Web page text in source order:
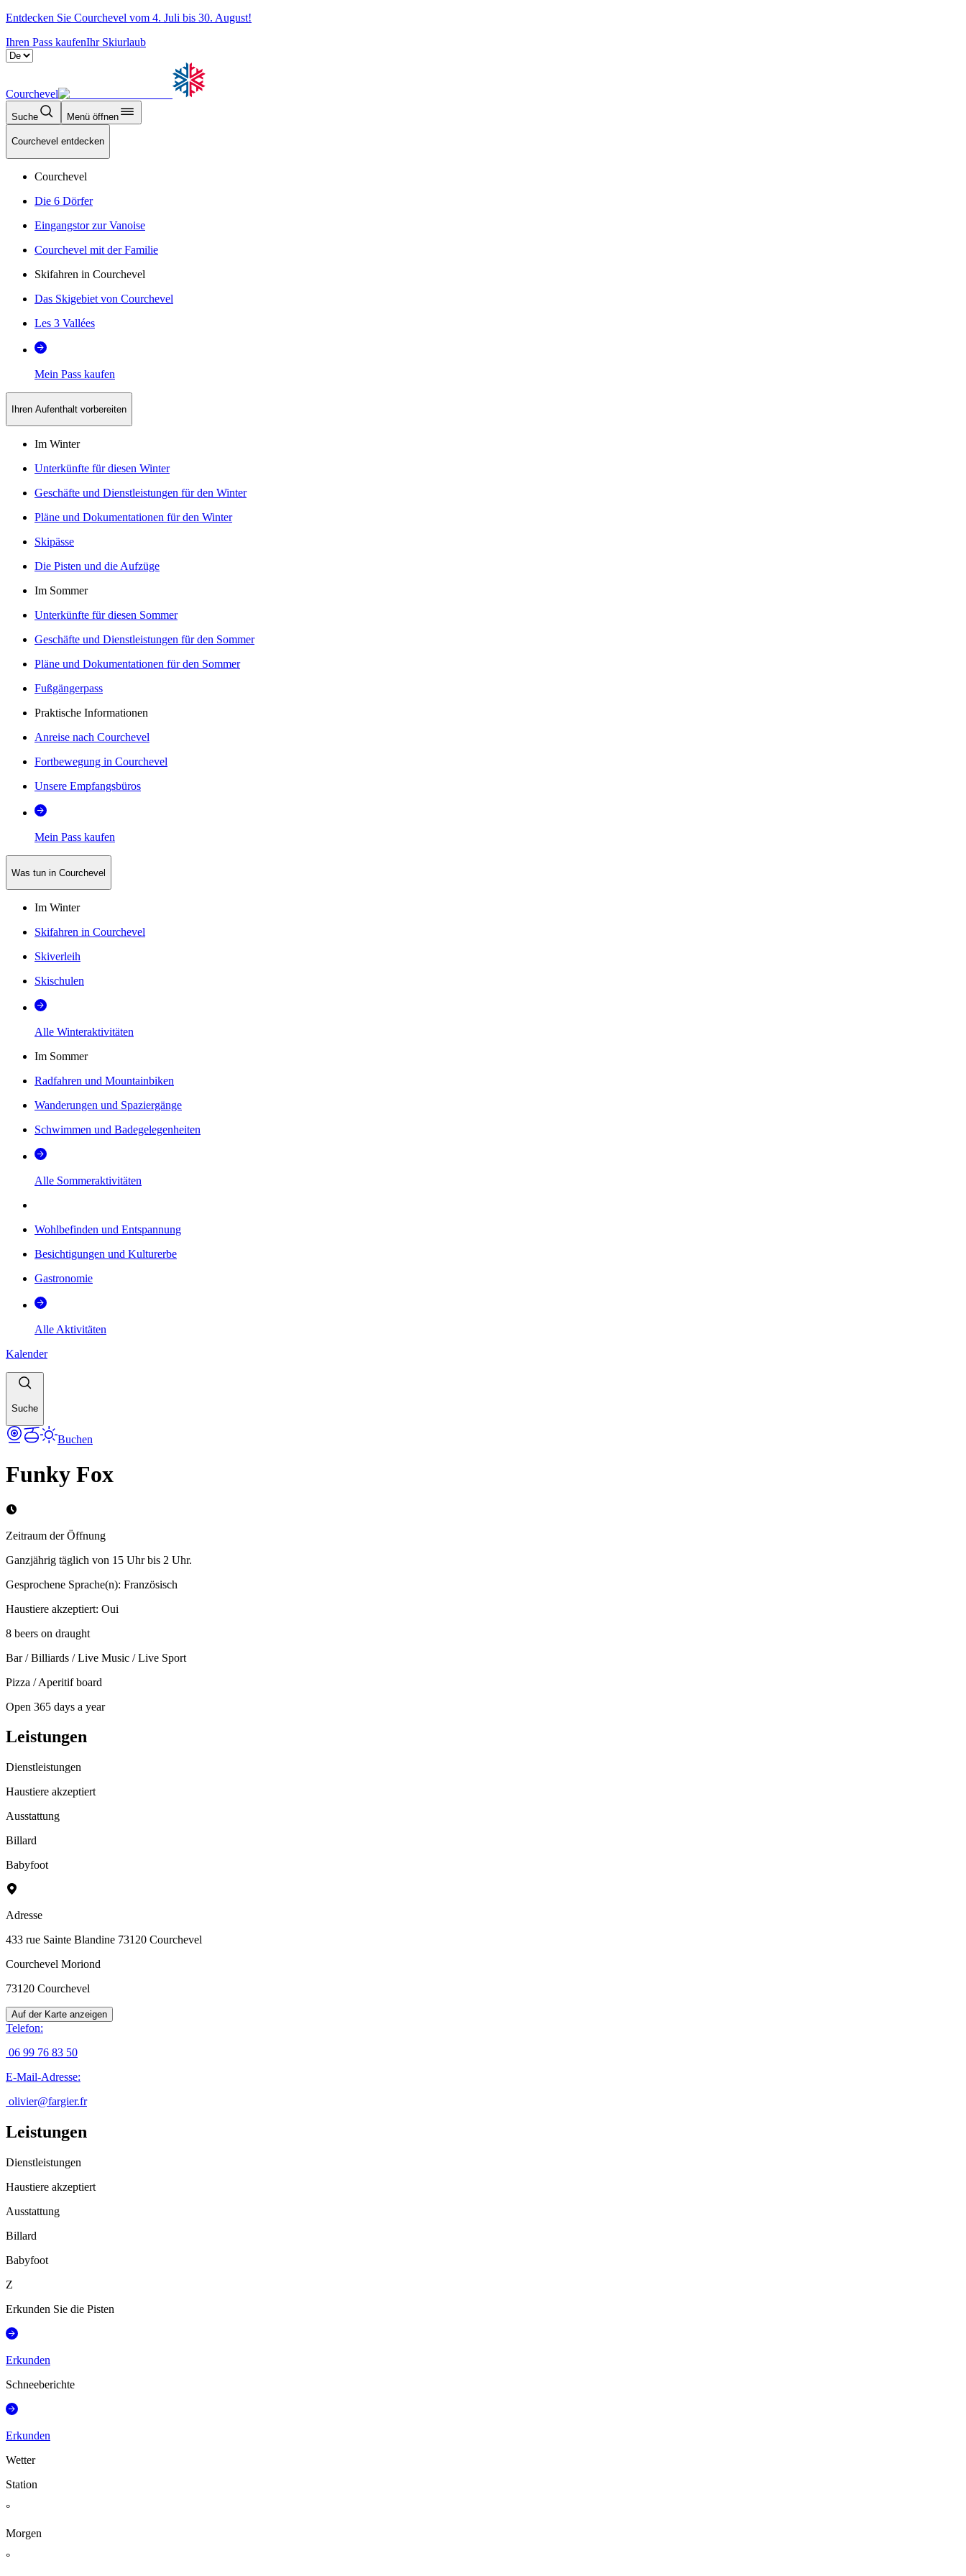
Entdecken Sie Courchevel vom 4. Juli bis 30. August!
Ihren Pass kaufenIhr Skiurlaub
Courchevel
Suche Menü öffnen
Courchevel entdecken
Courchevel
Die 6 Dörfer
Eingangstor zur Vanoise
Courchevel mit der Familie
Skifahren in Courchevel
Das Skigebiet von Courchevel
Les 3 Vallées
Mein Pass kaufen
Ihren Aufenthalt vorbereiten
Im Winter
Unterkünfte für diesen Winter
Geschäfte und Dienstleistungen für den Winter
Pläne und Dokumentationen für den Winter
Skipässe
Die Pisten und die Aufzüge
Im Sommer
Unterkünfte für diesen Sommer
Geschäfte und Dienstleistungen für den Sommer
Pläne und Dokumentationen für den Sommer
Fußgängerpass
Praktische Informationen
Anreise nach Courchevel
Fortbewegung in Courchevel
Unsere Empfangsbüros
Mein Pass kaufen
Was tun in Courchevel
Im Winter
Skifahren in Courchevel
Skiverleih
Skischulen
Alle Winteraktivitäten
Im Sommer
Radfahren und Mountainbiken
Wanderungen und Spaziergänge
Schwimmen und Badegelegenheiten
Alle Sommeraktivitäten
Wohlbefinden und Entspannung
Besichtigungen und Kulturerbe
Gastronomie
Alle Aktivitäten
Kalender
Suche
Buchen
Funky Fox
Zeitraum der Öffnung
Ganzjährig täglich von 15 Uhr bis 2 Uhr.
Gesprochene Sprache(n): Französisch
Haustiere akzeptiert: Oui
8 beers on draught
Bar / Billiards / Live Music / Live Sport
Pizza / Aperitif board
Open 365 days a year
Leistungen
Dienstleistungen
Haustiere akzeptiert
Ausstattung
Billard
Babyfoot
Adresse
433 rue Sainte Blandine 73120 Courchevel
Courchevel Moriond
73120 Courchevel
Auf der Karte anzeigen
Telefon:
06 99 76 83 50
E-Mail-Adresse:
olivier@fargier.fr
Leistungen
Dienstleistungen
Haustiere akzeptiert
Ausstattung
Billard
Babyfoot
Z
Erkunden Sie die Pisten
Erkunden
Schneeberichte
Erkunden
Wetter
Station
°
Morgen
°